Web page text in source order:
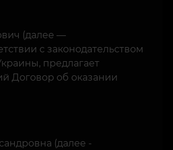
(далее —
с законодательством
предлагает
Договор об оказании
(далее -